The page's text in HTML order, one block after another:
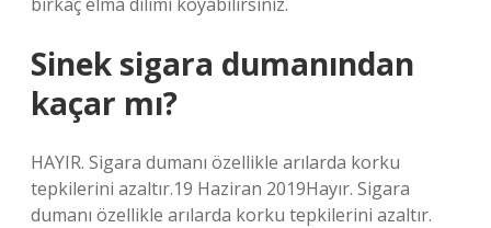
Sinek sigara dumanından
kaçar mı?
HAYIR. Sigara dumanı özellikle arılarda korku
tepkilerini azaltır.19 Haziran 2019Hayır. Sigara
dumanı özellikle arılarda korku tepkilerini azaltır.